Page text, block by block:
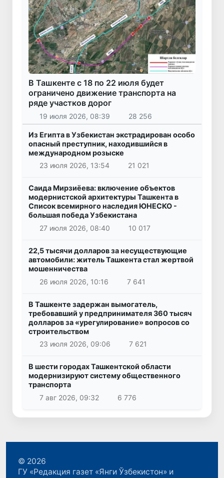
В Ташкенте с 18 по 22 июля будет
ограничено движение транспорта на
ряде участков дорог
19 июля 2026, 08:39 28 256
Из Египта в Узбекистан экстрадирован особо
опасный преступник, находившийся в
международном розыске
23 июля 2026, 13:54
21 021
Саида Мирзиёева: включение объектов
модернистской архитектуры Ташкента в
Список всемирного наследия ЮНЕСКО -
большая победа Узбекистана
27 июля 2026, 08:40
10 017
22,5 тысячи долларов за несуществующие
автомобили: житель Ташкента стал жертвой
мошенничества
26 июля 2026, 10:16
7 641
В Ташкенте задержан вымогатель,
требовавший у предпринимателя 360 тысяч
долларов за «урегулирование» вопросов со
строительством
23 июля 2026, 09:06
7 621
В шести городах Ташкентской области
модернизируют систему общественного
транспорта
7 авг 2026, 09:32
6 776
© 2026
ГУ «Редакция газет «Янги Ўзбекистон» и